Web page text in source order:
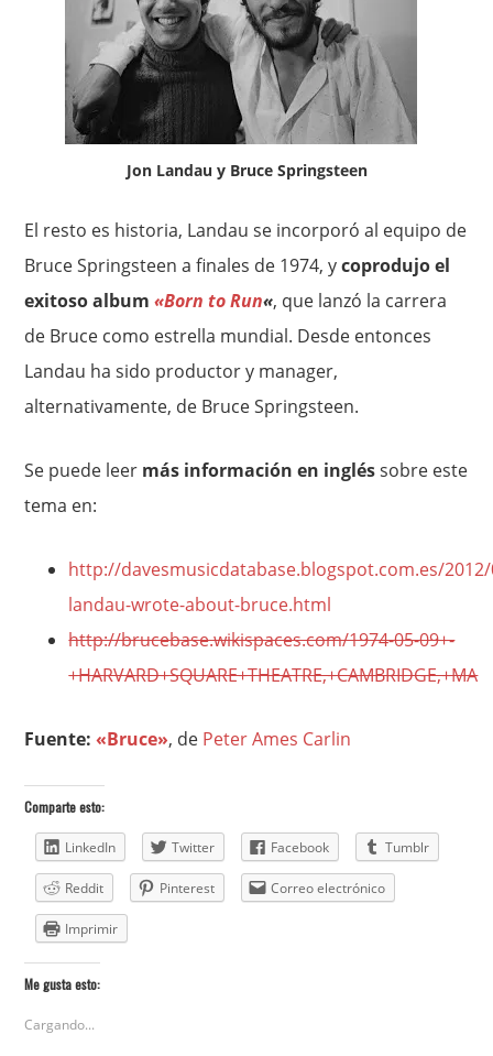
Jon Landau y Bruce Springsteen
El resto es historia, Landau se incorporó al equipo de
Bruce Springsteen a finales de 1974, ycoprodujo el
exitoso album «Born to Run«, que lanzó la carrera
de Bruce como estrella mundial. Desde entonces
Landau ha sido productor y manager,
alternativamente, de Bruce Springsteen.
Se puede leer más información en ingléssobre este
tema en:
http://davesmusicdatabase.blogspot.com.es/
landau-wrote-about-bruce.html
http://brucebase.wikispaces.com/1974-05-09+-
+HARVARD+SQUARE+THEATRE,+CAMBRIDGE,+MA
Fuente: «Bruce», de Peter Ames Carlin
Comparte esto:
LinkedIn Twitter Facebook Tumblr
Reddit Pinterest Correo electrónico
Imprimir
Me gusta esto:
Cargando...